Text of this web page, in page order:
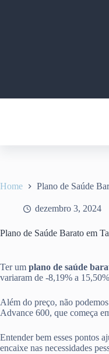
Home Plano de Saúde
dezembro 3, 2024
Plano de Saúde Barato em
Ter um plano de saúde
variaram de -8,19% a
Além do preço, não
Advance 600, que começa
Entender bem esses pontos
encaixe nas necessidades